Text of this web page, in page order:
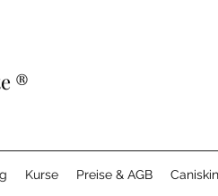
®
Kurse Preise & AGB